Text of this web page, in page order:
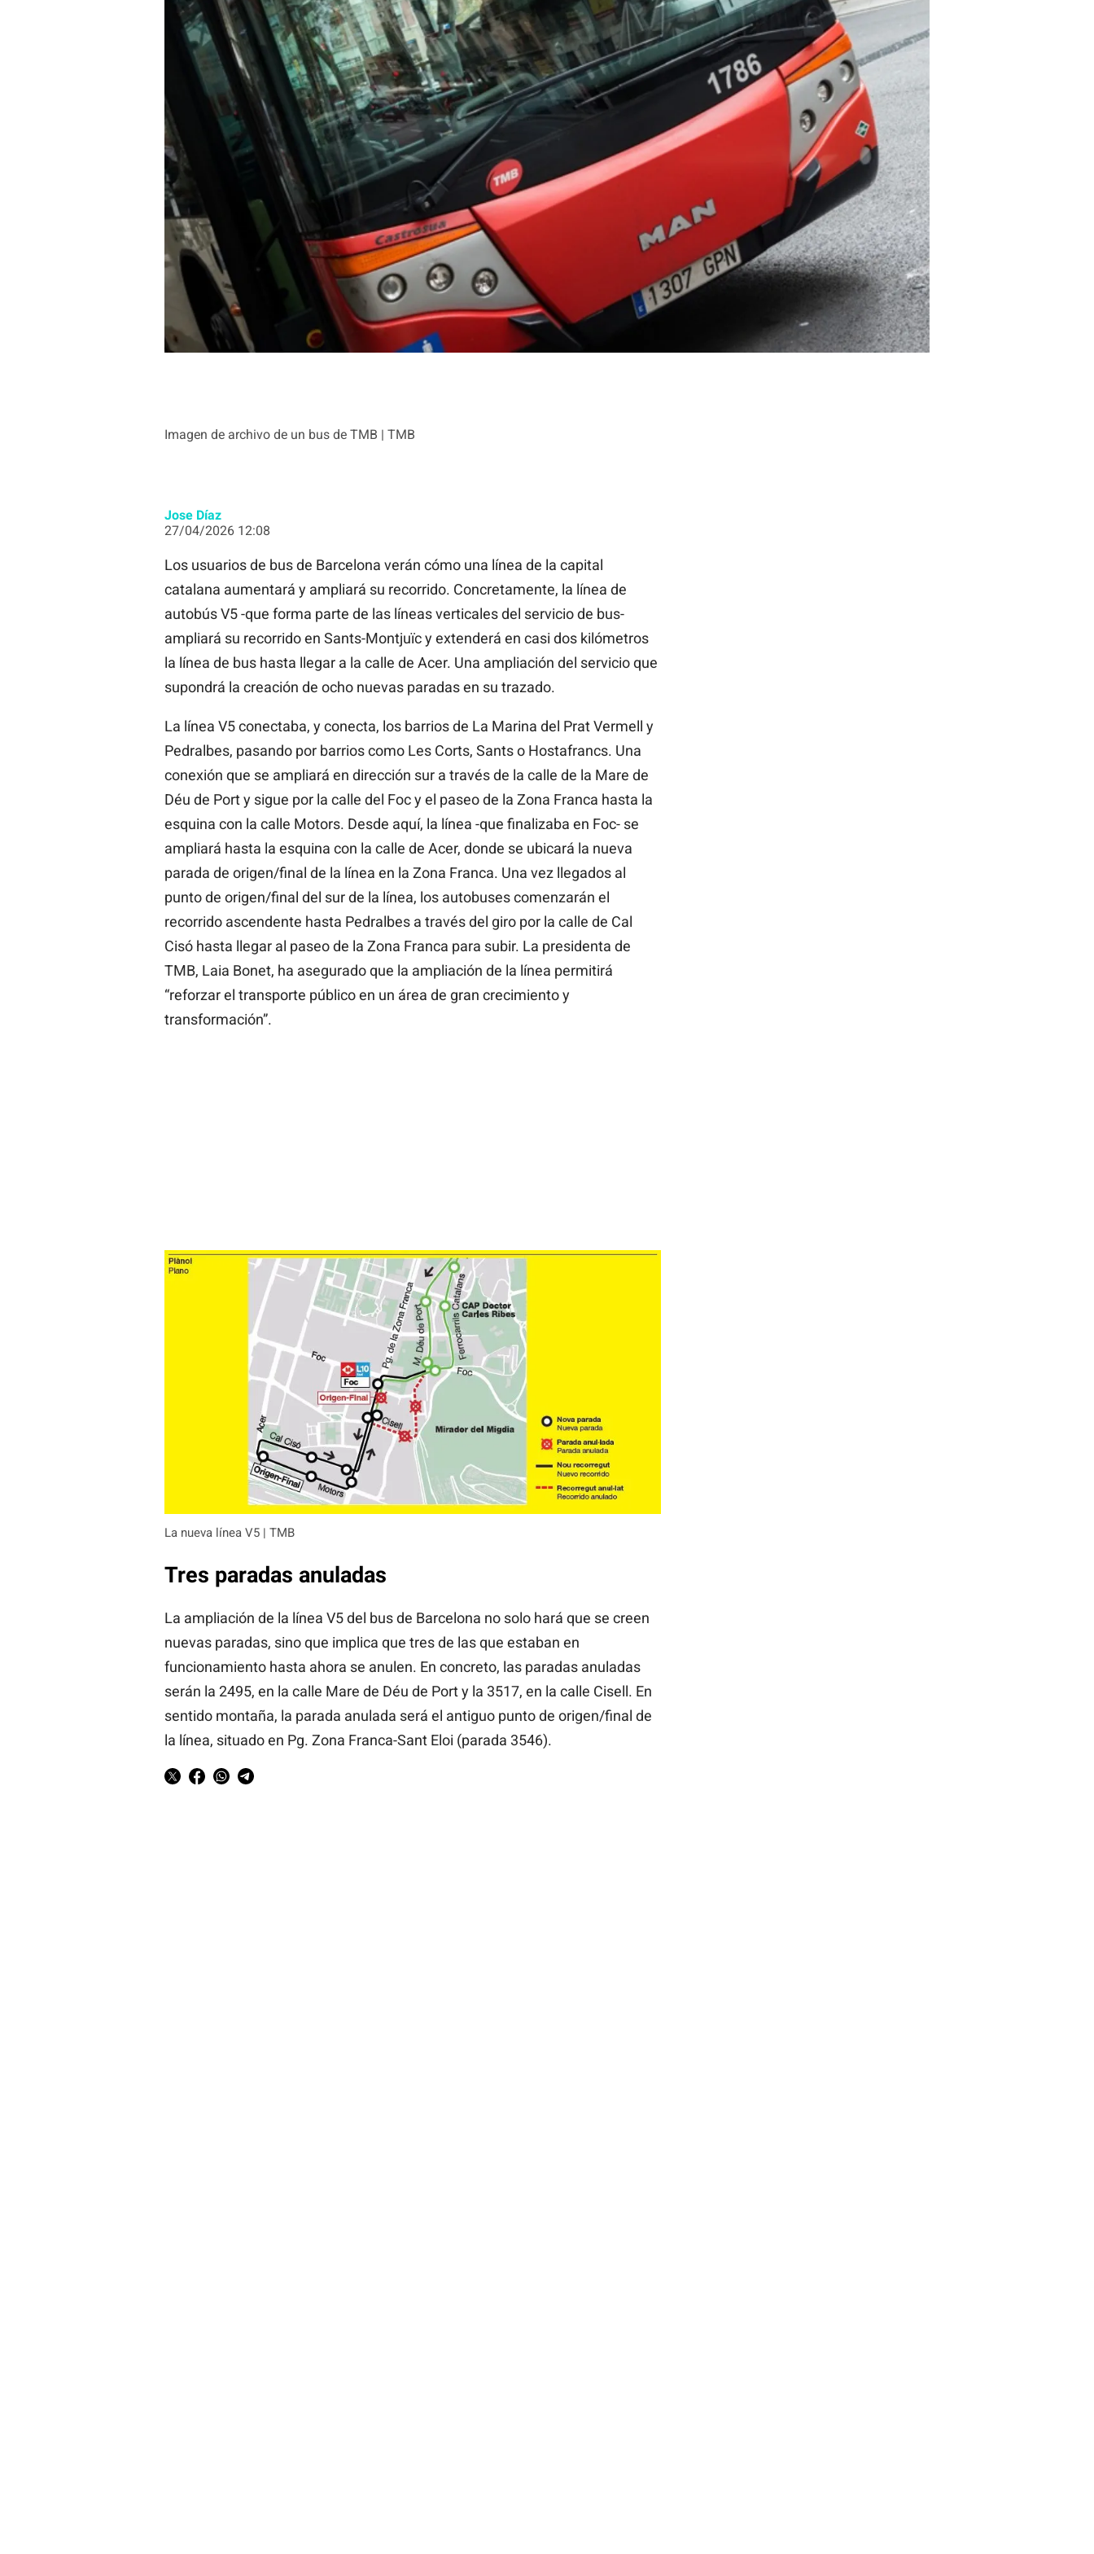
Imagen de archivo de un bus de TMB | TMB
Jose Díaz
27/04/2026 12:08
Los usuarios de bus de Barcelona verán cómo una línea de la capital
catalana aumentará y ampliará su recorrido. Concretamente, la línea de
autobús V5 -que forma parte de las líneas verticales del servicio de bus-
ampliará su recorrido en Sants-Montjuïc y extenderá en casi dos kilómetros
la línea de bus hasta llegar a la calle de Acer. Una ampliación del servicio que
supondrá la creación de ocho nuevas paradas en su trazado.
La línea V5 conectaba, y conecta, los barrios de La Marina del Prat Vermell y
Pedralbes, pasando por barrios como Les Corts, Sants o Hostafrancs. Una
conexión que se ampliará en dirección sur a través de la calle de la Mare de
Déu de Port y sigue por la calle del Foc y el paseo de la Zona Franca hasta la
esquina con la calle Motors. Desde aquí, la línea -que finalizaba en Foc- se
ampliará hasta la esquina con la calle de Acer, donde se ubicará la nueva
parada de origen/final de la línea en la Zona Franca. Una vez llegados al
punto de origen/final del sur de la línea, los autobuses comenzarán el
recorrido ascendente hasta Pedralbes a través del giro por la calle de Cal
Cisó hasta llegar al paseo de la Zona Franca para subir. La presidenta de
TMB, Laia Bonet, ha asegurado que la ampliación de la línea permitirá
“reforzar el transporte público en un área de gran crecimiento y
transformación”.
La nueva línea V5 | TMB
Tres paradas anuladas
La ampliación de la línea V5 del bus de Barcelona no solo hará que se creen
nuevas paradas, sino que implica que tres de las que estaban en
funcionamiento hasta ahora se anulen. En concreto, las paradas anuladas
serán la 2495, en la calle Mare de Déu de Port y la 3517, en la calle Cisell. En
sentido montaña, la parada anulada será el antiguo punto de origen/final de
la línea, situado en Pg. Zona Franca-Sant Eloi (parada 3546).